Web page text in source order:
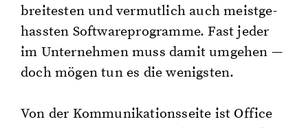
brei­tes­ten und ver­mut­lich auch meist­ge­
hass­ten Soft­ware­pro­gram­me. Fast jeder
im Un­ter­neh­men muss damit um­ge­hen —
doch mögen tun es die we­nigs­ten.
Von der Kom­mu­ni­ka­ti­ons­sei­te ist Of­fice